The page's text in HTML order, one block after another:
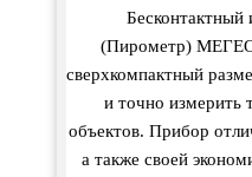
(Пирометр)
сверхкомпактный
и точно измерить
объектов. Прибор
а также своей